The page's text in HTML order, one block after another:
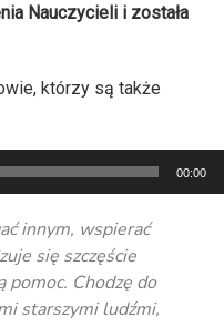
Nauczycieli i została
którzy są także
00:00
innym, wspierać
się szczęście
pomoc. Chodzę do
starszymi ludźmi,